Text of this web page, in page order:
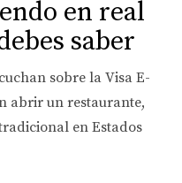
en real
saber
sobre la Visa E-
abrir un restaurante,
en Estados